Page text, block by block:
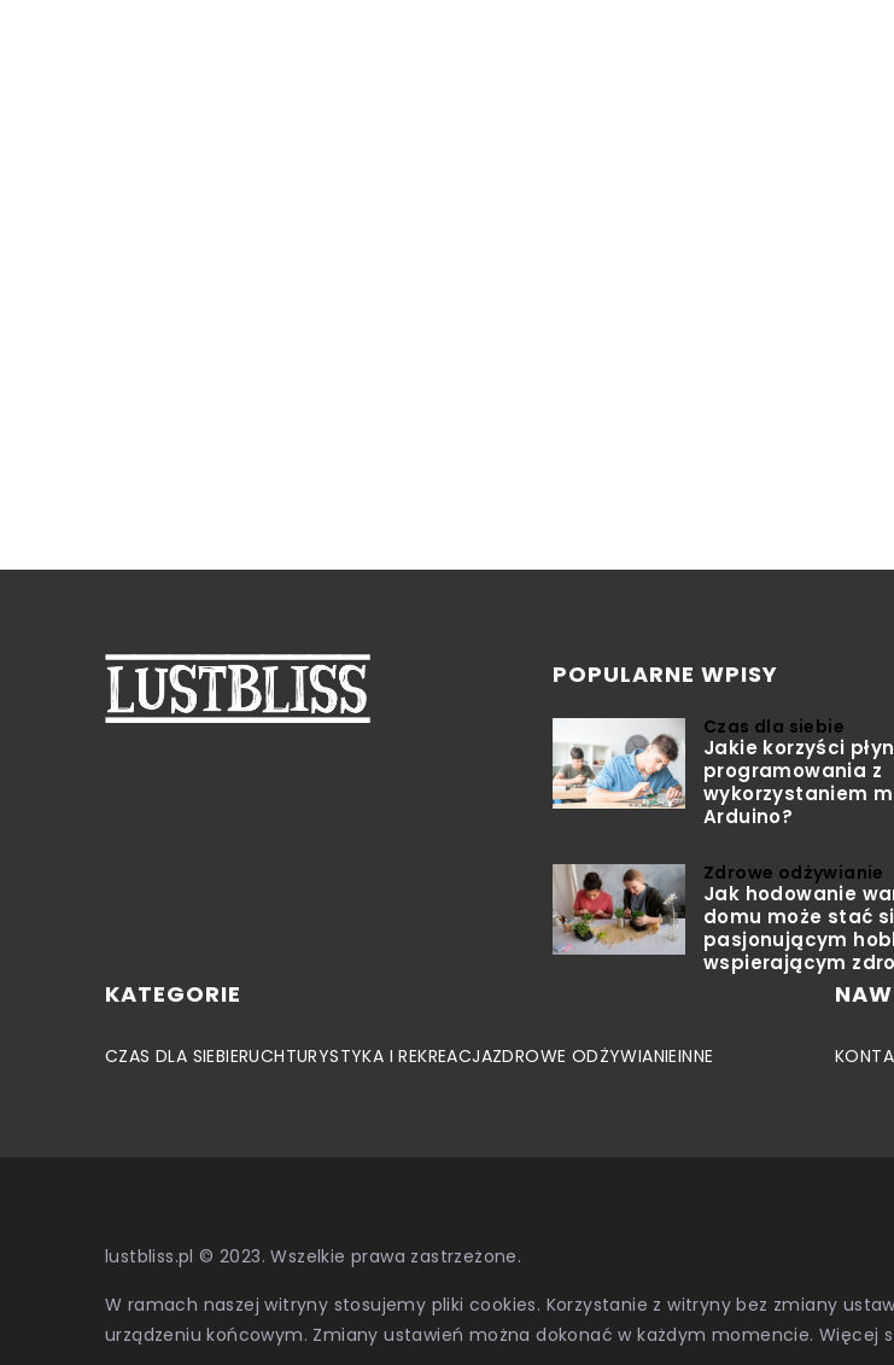
POPULARNE WPISY
Czas dla siebie
Jakie korzyści
programowania z
wykorzystaniem
Arduino?
Zdrowe odżywianie
Jak hodowanie
domu może stać
pasjonującym
wspierającym
KATEGORIE
CZAS DLA SIEBIERUCHTURYSTYKA I REKREACJAZDROWE ODŻYWIANIEINNE
lustbliss.pl © 2023. Wszelkie prawa zastrzeżone.
W ramach naszej witryny stosujemy pliki cookies. Korzystanie z witryny bez zmiany
urządzeniu końcowym. Zmiany ustawień można dokonać w każdym momencie. Więcej